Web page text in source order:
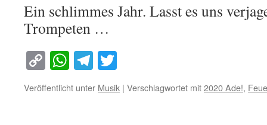
Ein schlimmes Jahr. Lasst es uns
Trompeten …
Copy
Link
WhatsApp
Telegram
Veröffentlicht unter Musik | Verschlagwortet mit2020 Ade!,